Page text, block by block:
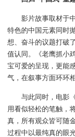
影片故事取材于中
特色的中国元素同时
想、奋斗的议题打破
值认同。《老鹰抓小
宝可爱的呈现，更能
气，在叙事方面环环
与此同时，电影《
用看似轻松的笔触，
真，所有观众皆可随
过程中以最纯真的眼